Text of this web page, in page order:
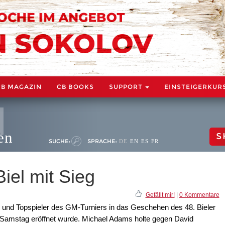
MAGAZIN CB BOOKS SUPPORT
SUCHE: SPRACHE: DE EN ES FR
mit Sieg
Gefällt mir!| 0 Kommentare
Topspieler des GM-Turniers in das Geschehen des 48. Bieler
eröffnet wurde. Michael Adams holte gegen David